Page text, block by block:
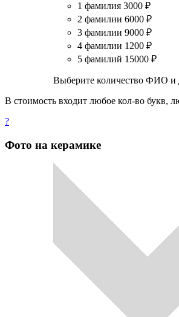
1 фамилия 3000 ₽
2 фамилии 6000 ₽
3 фамилии 9000 ₽
4 фамилии 1200 ₽
5 фамилий 15000 ₽
Выберите количество ФИО и
В стоимость входит любое кол-во букв,
?
Фото на керамике